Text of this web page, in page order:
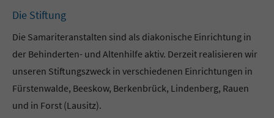
Die Stiftung
Die Samariteranstalten sind als diakonische Einrichtung in
der Behinderten- und Altenhilfe aktiv. Derzeit realisieren wir
unseren Stiftungszweck in verschiedenen Einrichtungen in
Fürstenwalde, Beeskow, Berkenbrück, Lindenberg, Rauen
und in Forst (Lausitz).